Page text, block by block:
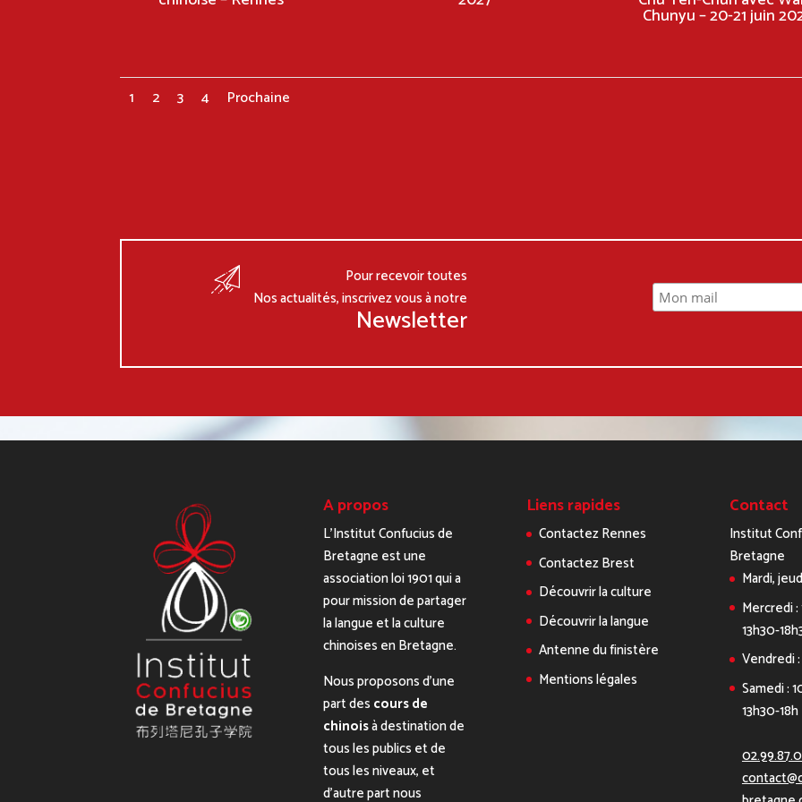
Chunyu – 20-21 juin
1 2 3 4 Prochaine
Pour recevoir toutes
Nos actualités, inscrivez vous à notre
Newsletter
A propos
L’Institut Confucius de
Bretagne est une
association loi 1901 qui a
pour mission de partager
la langue et la culture
chinoises en Bretagne.
Nous proposons d’une
part des cours de
chinoisà destination de
tous les publics et de
tous les niveaux, et
d’autre part nous
Liens rapides
Contactez Rennes
Contactez Brest
Découvrir la culture
Découvrir la langue
Antenne du finistère
Mentions légales
Contact
Institut
Bretagne
Mardi,
Mercredi :
13h30-
Vendredi :
Samedi :
13h30-18h